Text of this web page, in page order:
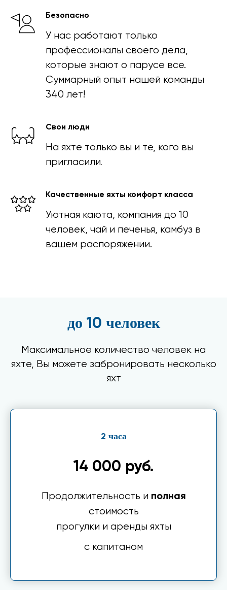
Безопасно
У нас работают только
профессионалы своего дела,
которые знают о парусе все.
Суммарный опыт нашей команды
340 лет!
Свои люди
На яхте только вы и те, кого вы
пригласили.
Качественные яхты комфорт класса
Уютная каюта, компания до 10
человек, чай и печенья, камбуз в
вашем распоряжении.
до 10 человек
Максимальное количество человек на
яхте, Вы можете забронировать несколько
яхт
2 часа
14 000 руб.
Продолжительность и полная
стоимость
прогулки и аренды яхты
с капитаном